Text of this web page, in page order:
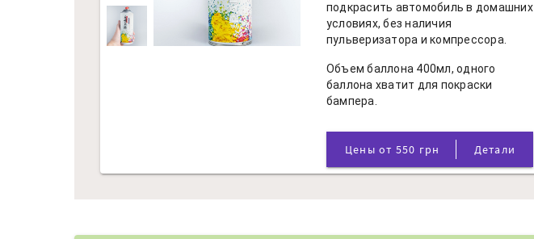
подкрасить автомобиль в домашних
условиях, без наличия
пульверизатора и компрессора.
Объем баллона 400мл, одного
баллона хватит для покраски
бампера.
Цены от 550 грн Детали